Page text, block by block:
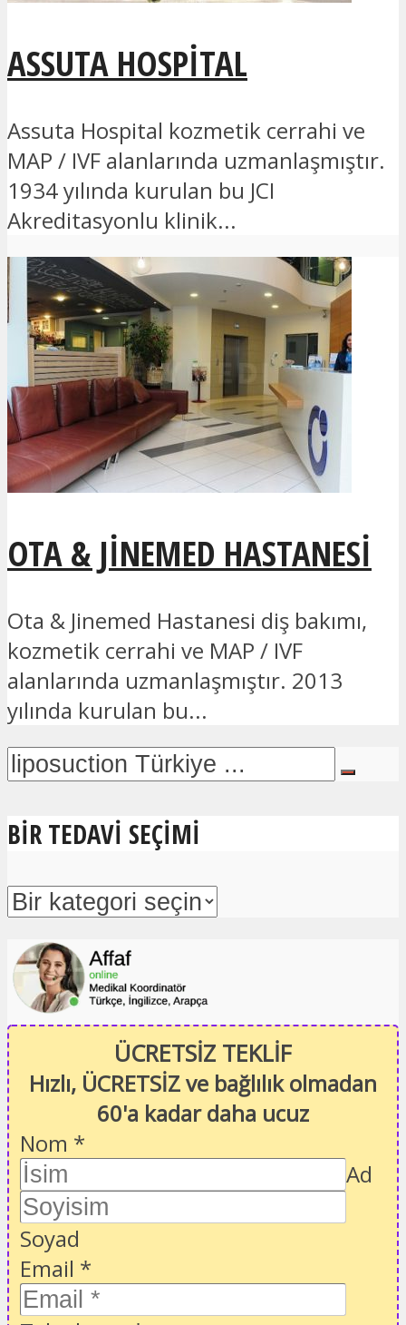
ASSUTA HOSPITAL
Assuta Hospital kozmetik cerrahi ve
MAP / IVF alanlarında uzmanlaşmıştır.
1934 yılında kurulan bu JCI
Akreditasyonlu klinik...
OTA & JINEMED HASTANESI
Ota & Jinemed Hastanesi diş bakımı,
kozmetik cerrahi ve MAP / IVF
alanlarında uzmanlaşmıştır. 2013
yılında kurulan bu...
BIR TEDAVI SEÇIMI
ÜCRETSİZ TEKLİF
Hızlı, ÜCRETSİZ ve bağlılık olmadan
60'a kadar daha ucuz
Nom *
Ad
Soyad
Email *